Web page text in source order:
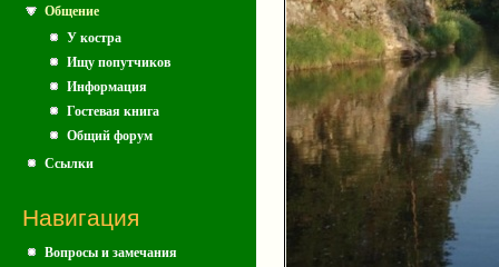
Общение
У костра
Ищу попутчиков
Информация
Гостевая книга
Общий форум
Ссылки
Навигация
Вопросы и замечания